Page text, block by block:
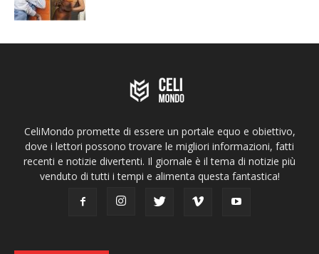
CeliMondo promette di essere un portale equo e obiettivo,
dove i lettori possono trovare le migliori informazioni, fatti
recenti e notizie divertenti. Il giornale è il tema di notizie più
venduto di tutti i tempi e alimenta questa fantastica!